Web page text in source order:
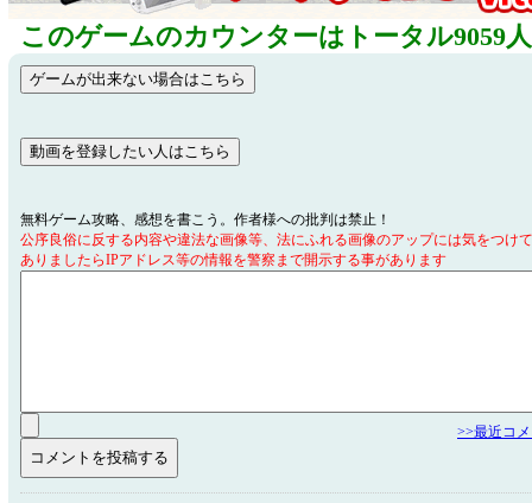
このゲームのカウンターはトータル9059
無料ゲーム攻略、感想を書こう。作者様への批判は禁止！
公序良俗に反する内容や違法な画像等、法にふれる画像のアップには気をつけ
ありましたらIPアドレス等の情報を警察まで開示する事があります
>>最近コ